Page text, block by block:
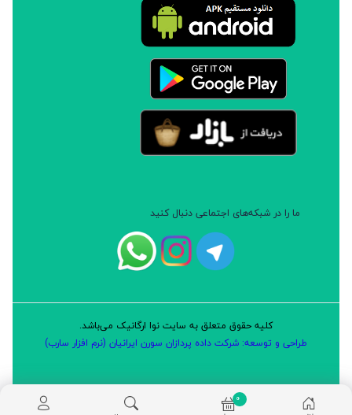
ما را در شبکه‌های اجتماعی دنبال کنید
کلیه حقوق متعلق به سایت نوا ارگانیک می‌باشد.
طراحی و توسعه: شرکت داده پردازان سورن ایرانیان (نرم افزار سارب)
0